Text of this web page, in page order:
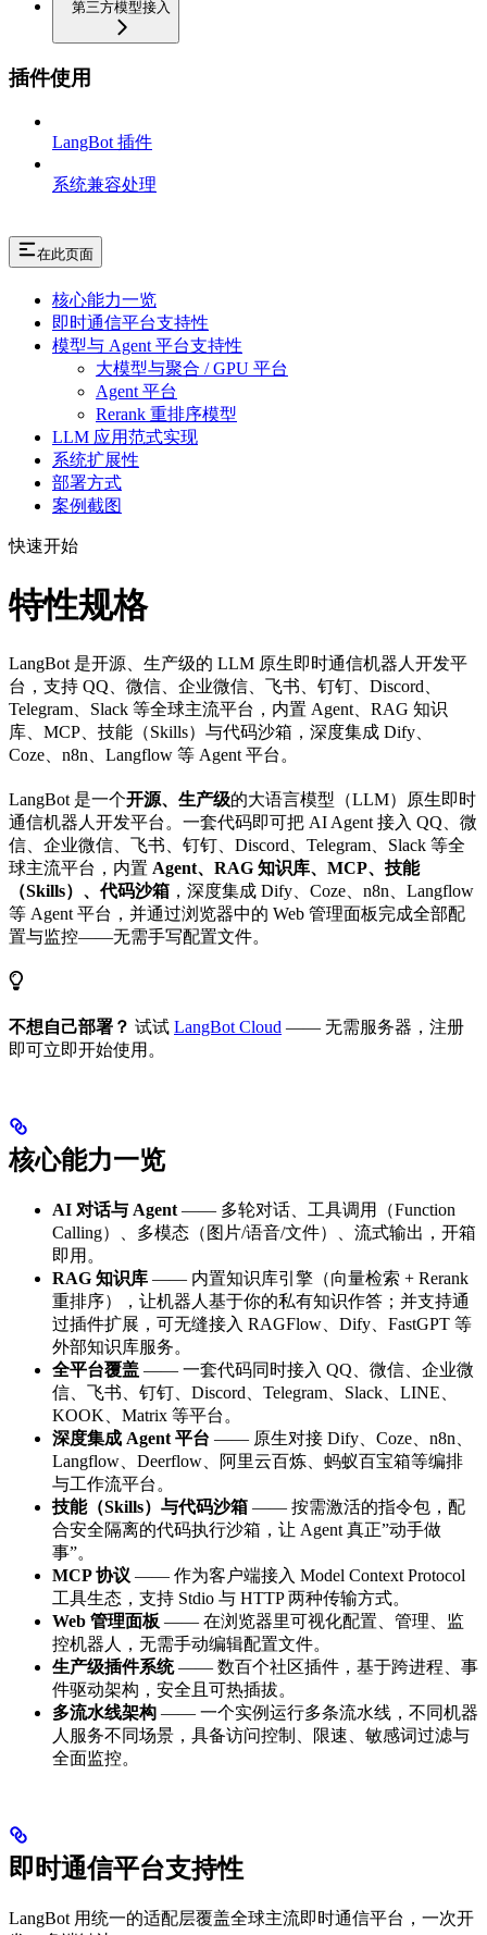
第三方模型接入
插件使用
LangBot 插件
系统兼容处理
在此页面
核心能力一览
即时通信平台支持性
模型与 Agent 平台支持性
大模型与聚合 / GPU 平台
Agent 平台
Rerank 重排序模型
LLM 应用范式实现
系统扩展性
部署方式
案例截图
快速开始
特性规格
LangBot 是开源、生产级的 LLM 原生即时通信机器人开发平
台，支持 QQ、微信、企业微信、飞书、钉钉、Discord、
Telegram、Slack 等全球主流平台，内置 Agent、RAG 知识
库、MCP、技能（Skills）与代码沙箱，深度集成 Dify、
Coze、n8n、Langflow 等 Agent 平台。
LangBot 是一个开源、生产级的大语言模型（LLM）原生即时
通信机器人开发平台。一套代码即可把 AI Agent 接入 QQ、微
信、企业微信、飞书、钉钉、Discord、Telegram、Slack 等全
球主流平台，内置 Agent、RAG 知识库、MCP、技能
（Skills）、代码沙箱 ，深度集成 Dify、Coze、n8n、Langflow
等 Agent 平台，并通过浏览器中的 Web 管理面板完成全部配
置与监控——无需手写配置文件。
不想自己部署？ 试试 LangBot Cloud —— 无需服务器，注册
即可立即开始使用。
核心能力一览
AI 对话与 Agent —— 多轮对话、工具调用（Function
Calling）、多模态（图片/语音/文件）、流式输出，开箱
即用。
RAG 知识库 —— 内置知识库引擎（向量检索 + Rerank
重排序），让机器人基于你的私有知识作答；并支持通
过插件扩展，可无缝接入 RAGFlow、Dify、FastGPT 等
外部知识库服务。
全平台覆盖 —— 一套代码同时接入 QQ、微信、企业微
信、飞书、钉钉、Discord、Telegram、Slack、LINE、
KOOK、Matrix 等平台。
深度集成 Agent 平台 —— 原生对接 Dify、Coze、n8n、
Langflow、Deerflow、阿里云百炼、蚂蚁百宝箱等编排
与工作流平台。
技能（Skills）与代码沙箱 —— 按需激活的指令包，配
合安全隔离的代码执行沙箱，让 Agent 真正”动手做
事”。
MCP 协议 —— 作为客户端接入 Model Context Protocol
工具生态，支持 Stdio 与 HTTP 两种传输方式。
Web 管理面板 —— 在浏览器里可视化配置、管理、监
控机器人，无需手动编辑配置文件。
生产级插件系统—— 数百个社区插件，基于跨进程、事
件驱动架构，安全且可热插拔。
多流水线架构 —— 一个实例运行多条流水线，不同机器
人服务不同场景，具备访问控制、限速、敏感词过滤与
全面监控。
即时通信平台支持性
LangBot 用统一的适配层覆盖全球主流即时通信平台，一次开